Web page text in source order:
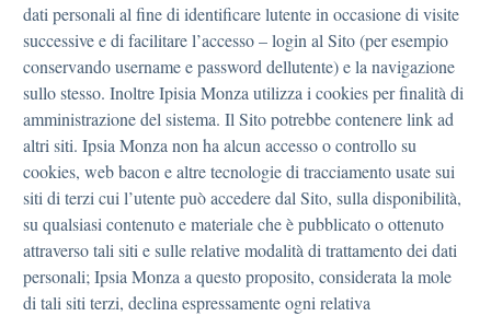
dati personali al fine di identificare lutente in occasione di visite
successive e di facilitare l’accesso – login al Sito (per esempio
conservando username e password dellutente) e la navigazione
sullo stesso. Inoltre Ipisia Monza utilizza i cookies per finalità di
amministrazione del sistema. Il Sito potrebbe contenere link ad
altri siti. Ipsia Monza non ha alcun accesso o controllo su
cookies, web bacon e altre tecnologie di tracciamento usate sui
siti di terzi cui l’utente può accedere dal Sito, sulla disponibilità,
su qualsiasi contenuto e materiale che è pubblicato o ottenuto
attraverso tali siti e sulle relative modalità di trattamento dei dati
personali; Ipsia Monza a questo proposito, considerata la mole
di tali siti terzi, declina espressamente ogni relativa